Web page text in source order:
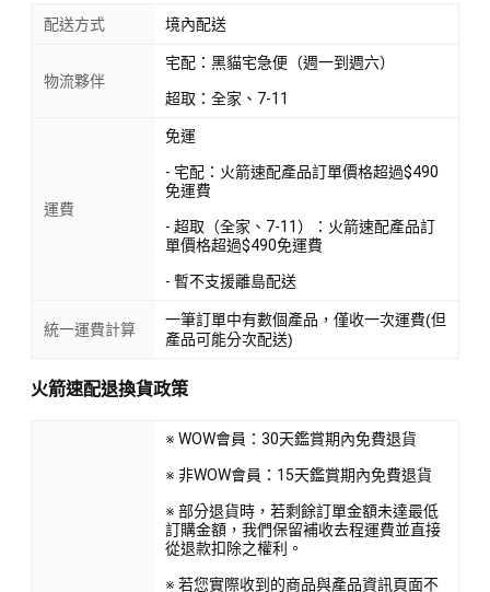
配送方式 境內配送
物流夥伴
宅配：黑貓宅急便（週一到週六）
超取：全家、7-11
運費
免運
- 宅配：火箭速配產品訂單價格超過$490
免運費
- 超取（全家、7-11）：火箭速配產品訂
單價格超過$490免運費
- 暫不支援離島配送
統一運費計算
一筆訂單中有數個產品，僅收一次運費(但
產品可能分次配送)
火箭速配退換貨政策
※ WOW會員：30天鑑賞期內免費退貨
※ 非WOW會員：15天鑑賞期內免費退貨
※ 部分退貨時，若剩餘訂單金額未達最低
訂購金額，我們保留補收去程運費並直接
從退款扣除之權利。
※ 若您實際收到的商品與產品資訊頁面不